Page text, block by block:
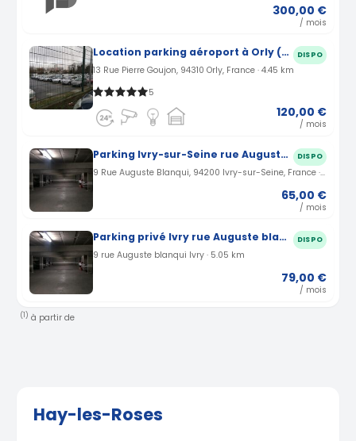
300,00 €
/ mois
Location parking aéroport à Orly (94) DISPO
13 Rue Pierre Goujon, 94310 Orly, France · 4.45 km
5
120,00 €
/ mois
Parking Ivry-sur-Seine rue Auguste Blanqui (94) DISPO
9 Rue Auguste Blanqui, 94200 Ivry-sur-Seine, France · 5.05 km
65,00 €
/ mois
Parking privé Ivry rue Auguste blanqui (94) DISPO
9 rue Auguste blanqui Ivry · 5.05 km
79,00 €
/ mois
(1) à partir de
Hay-les-Roses